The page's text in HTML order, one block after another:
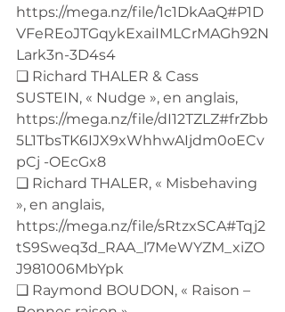
https://mega.nz/file/1c1DkAaQ#P1D
VFeREoJTGqykExaiIMLCrMAGh92N
Lark3n-3D4s4
❑ Richard THALER & Cass
SUSTEIN, « Nudge », en anglais,
https://mega.nz/file/dI12TZLZ#frZbb
5L1TbsTK6IJX9xWhhwAIjdm0oECv
pCj -OEcGx8
❑ Richard THALER, « Misbehaving
», en anglais,
https://mega.nz/file/sRtzxSCA#Tqj2
tS9Sweq3d_RAA_l7MeWYZM_xiZO
J981006MbYpk
❑ Raymond BOUDON, « Raison –